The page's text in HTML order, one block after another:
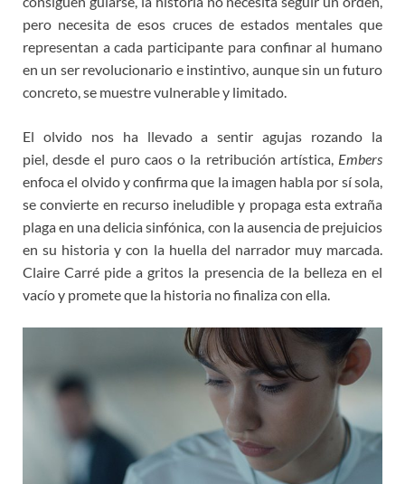
pero necesita de esos cruces de estados mentales que
representan a cada participante para confinar al humano
en un ser revolucionario e instintivo, aunque sin un futuro
concreto, se muestre vulnerable y limitado.
El olvido nos ha llevado a sentir agujas rozando la
piel, desde el puro caos o la retribución artística, Embers
enfoca el olvido y confirma que la imagen habla por sí sola,
se convierte en recurso ineludible y propaga esta extraña
plaga en una delicia sinfónica, con la ausencia de prejuicios
en su historia y con la huella del narrador muy marcada.
Claire Carré pide a gritos la presencia de la belleza en el
vacío y promete que la historia no finaliza con ella.